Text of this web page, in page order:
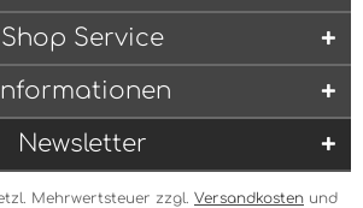
Shop Service
Newsletter
Mehrwertsteuer zzgl. Versandkosten und